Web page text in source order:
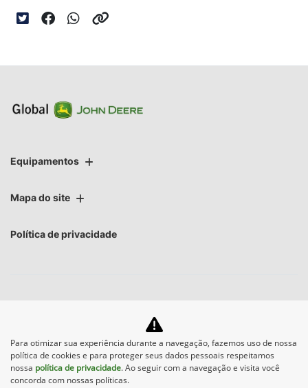
Equipamentos
Mapa do site
Política de privacidade
No trânsito, enxergar o outro salva
vidas.
Para otimizar sua experiência durante a navegação, fazemos uso de nossa
política de cookies e para proteger seus dados pessoais respeitamos
nossa política de privacidade. Ao seguir com a navegação e visita você
concorda com nossas políticas.